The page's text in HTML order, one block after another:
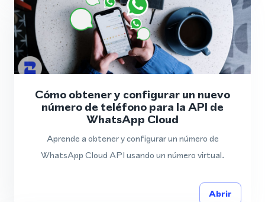
Cómo obtener y configurar un nuevo
número de teléfono para la API de
WhatsApp Cloud
Aprende a obtener y configurar un número de
WhatsApp Cloud API usando un número virtual.
Abrir